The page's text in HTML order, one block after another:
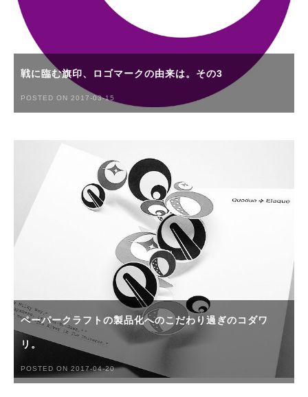
戦に臨む旗印、ロゴマークの由来は。その3
POSTED ON 2017-03-15
ペーパークラフトの製品化へのこだわり過ぎのコダワ
リ。
POSTED ON 2017-04-20